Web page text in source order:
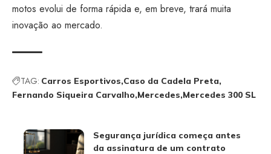
motos evolui de forma rápida e, em breve, trará muita
inovação ao mercado.
TAG: Carros Esportivos Caso da Cadela Preta
Fernando Siqueira Carvalho Mercedes Mercedes 300 SL
Segurança jurídica começa antes
da assinatura de um contrato